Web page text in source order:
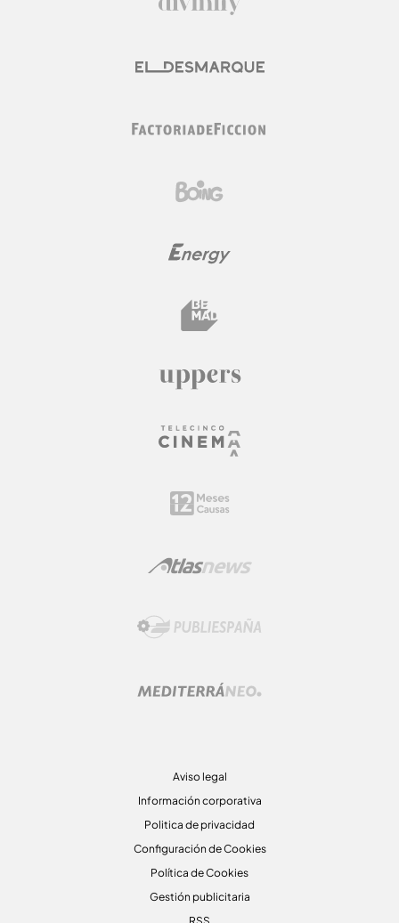
Aviso legal
Información corporativa
Politica de privacidad
Configuración de Cookies
Política de Cookies
Gestión publicitaria